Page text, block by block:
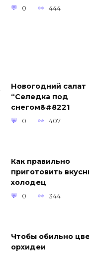
0 444
Новогодний салат
“Селедка под
снегом&#8221
0 407
Как правильно
приготовить
холодец
0 344
Чтобы обильно
орхидеи